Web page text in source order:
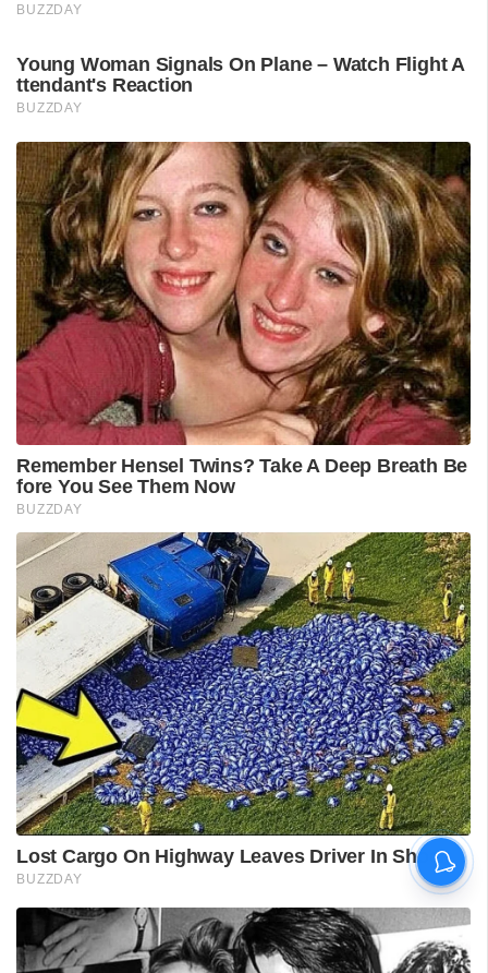
വിദ്യാർഥിയെ മർദിച്ചെന്ന
പരാതിയിൽ പാലക്കാട്
സസ്‌പെൻഡ് ചെയ്തു